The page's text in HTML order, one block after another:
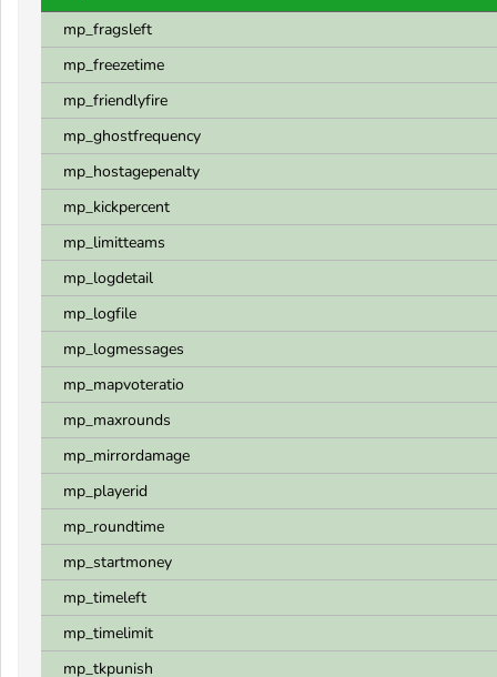
mp_fragsleft
mp_freezetime
mp_friendlyfire
mp_ghostfrequency
mp_hostagepenalty
mp_kickpercent
mp_limitteams
mp_logdetail
mp_logfile
mp_logmessages
mp_mapvoteratio
mp_maxrounds
mp_mirrordamage
mp_playerid
mp_roundtime
mp_startmoney
mp_timeleft
mp_timelimit
mp_tkpunish